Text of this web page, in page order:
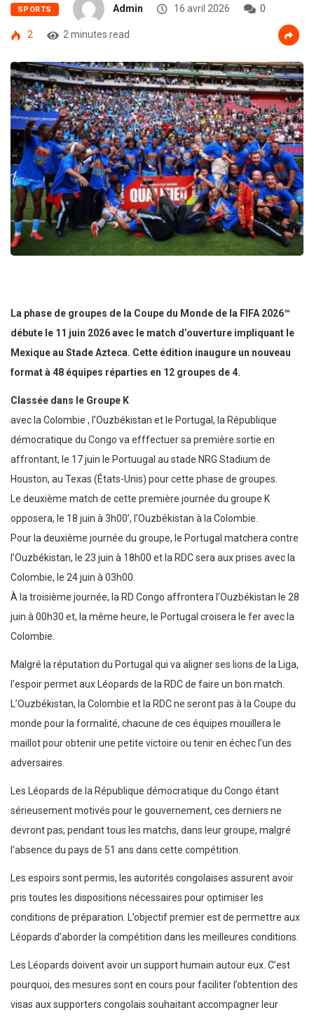
SPORTS Admin 16 avril 2026 0
2 2 minutes read
La phase de groupes de la Coupe du Monde de la FIFA 2026™
débute le 11 juin 2026 avec le match d’ouverture impliquant le
Mexique au Stade Azteca. Cette édition inaugure un nouveau
format à 48 équipes réparties en 12 groupes de 4.
Classée dans le Groupe K
avec la Colombie , l’Ouzbékistan et le Portugal, la République
démocratique du Congo va efffectuer sa première sortie en
affrontant, le 17 juin le Portuugal au stade NRG Stadium de
Houston, au Texas (États-Unis) pour cette phase de groupes.
Le deuxième match de cette première journée du groupe K
opposera, le 18 juin à 3h00’, l’Ouzbékistan à la Colombie.
Pour la deuxième journée du groupe, le Portugal matchera contre
l’Ouzbékistan, le 23 juin à 18h00 et la RDC sera aux prises avec la
Colombie, le 24 juin à 03h00.
À la troisième journée, la RD Congo affrontera l’Ouzbékistan le 28
juin à 00h30 et, la même heure, le Portugal croisera le fer avec la
Colombie.
Malgré la réputation du Portugal qui va aligner ses lions de la Liga,
l’espoir permet aux Léopards de la RDC de faire un bon match.
L’Ouzbékistan, la Colombie et la RDC ne seront pas à la Coupe du
monde pour la formalité, chacune de ces équipes mouillera le
maillot pour obtenir une petite victoire ou tenir en échec l’un des
adversaires.
Les Léopards de la République démocratique du Congo étant
sérieusement motivés pour le gouvernement, ces derniers ne
devront pas, pendant tous les matchs, dans leur groupe, malgré
l’absence du pays de 51 ans dans cette compétition.
Les espoirs sont permis, les autorités congolaises assurent avoir
pris toutes les dispositions nécessaires pour optimiser les
conditions de préparation. L’objectif premier est de permettre aux
Léopards d’aborder la compétition dans les meilleures conditions.
Les Léopards doivent avoir un support humain autour eux. C’est
pourquoi, des mesures sont en cours pour faciliter l’obtention des
visas aux supporters congolais souhaitant accompagner leur